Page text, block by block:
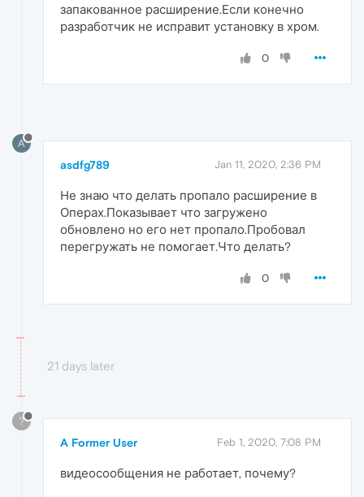
запакованное расширение.Если конечно
разработчик не исправит установку в хром.
0
A
asdfg789 Jan 11, 2020, 2:36 PM
Не знаю что делать пропало расширение в
Операх.Показывает что загружено
обновлено но его нет пропало.Пробовал
перегружать не помогает.Что делать?
0
21 days later
?
A Former User Feb 1, 2020, 7:08 PM
видеосообщения не работает, почему?